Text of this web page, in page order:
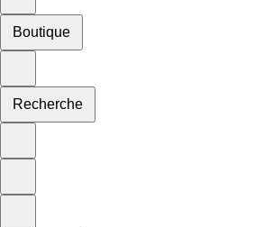
Boutique
Recherche